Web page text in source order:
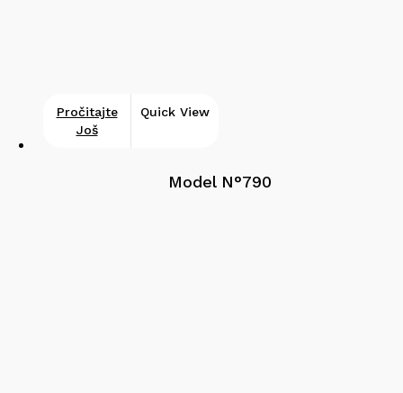
Pročitajte
Još
Quick View
Model N°790